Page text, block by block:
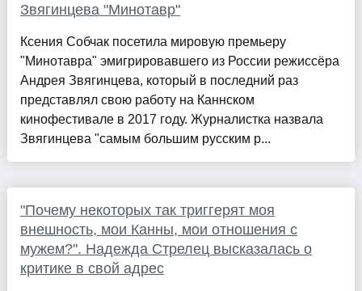
Звягинцева "Минотавр"
Ксения Собчак посетила мировую премьеру
"Минотавра" эмигрировавшего из России режиссёра
Андрея Звягинцева, который в последний раз
представлял свою работу на Каннском
кинофестивале в 2017 году. Журналистка назвала
Звягинцева "самым большим русским р...
"Почему некоторых так триггерят моя
внешность, мои Канны, мои отношения с
мужем?". Надежда Стрелец высказалась о
критике в свой адрес